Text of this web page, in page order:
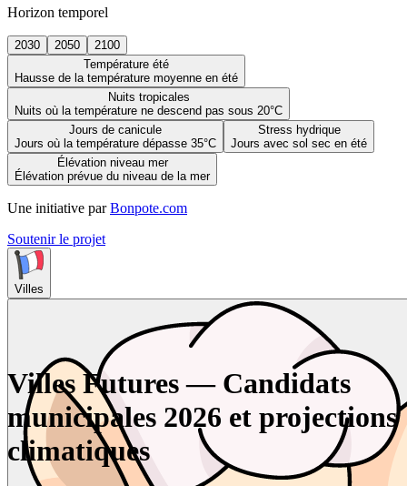
Horizon temporel
2030 2050
2100
Température été
Hausse de la température moyenne en été
Nuits tropicales
Nuits où la température ne descend pas sous 20°C
Jours de canicule
Jours où la température dépasse 35°C
Stress hydrique
Jours avec sol sec en été
Élévation niveau mer
Élévation prévue du niveau de la mer
Une initiative par Bonpote.com
Soutenir le projet
Villes
Villes Futures — Candidats
municipales 2026 et projections
climatiques